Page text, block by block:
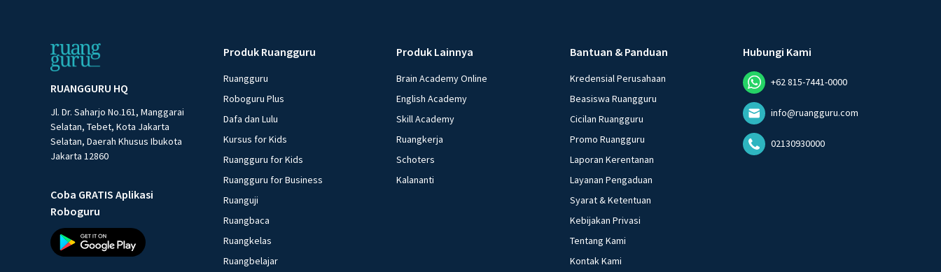
RUANGGURU HQ
Jl. Dr. Saharjo No.161, Manggarai
Selatan, Tebet, Kota Jakarta
Selatan, Daerah Khusus Ibukota
Jakarta 12860
Coba GRATIS Aplikasi
Roboguru
Produk Ruangguru
Ruangguru
Roboguru Plus
Dafa dan Lulu
Kursus for Kids
Ruangguru for Kids
Ruangguru for Business
Ruanguji
Ruangbaca
Ruangkelas
Ruangbelajar
Produk Lainnya
Brain Academy Online
English Academy
Skill Academy
Ruangkerja
Schoters
Kalananti
Bantuan & Panduan
Kredensial Perusahaan
Beasiswa Ruangguru
Cicilan Ruangguru
Promo Ruangguru
Laporan Kerentanan
Layanan Pengaduan
Syarat & Ketentuan
Kebijakan Privasi
Tentang Kami
Kontak Kami
Hubungi Kami
+62 815-7441-0000
info@ruangguru.com
02130930000